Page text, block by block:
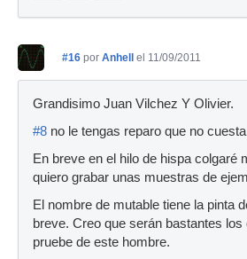
#16 por Anhell el 11/09/2011
Grandisimo Juan Vilchez Y Olivier.
#8 no le tengas reparo que no
En breve en el hilo de hispa colgaré
quiero grabar unas muestras de
El nombre de mutable tiene la pinta
breve. Creo que serán bastantes
pruebe de este hombre.